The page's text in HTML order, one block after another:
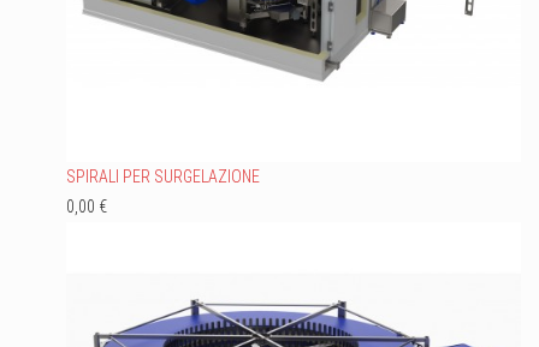
SPIRALI PER SURGELAZIONE
0,00 €